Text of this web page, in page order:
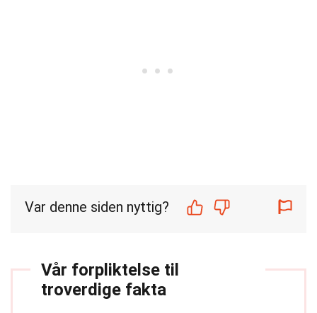
Var denne siden nyttig?
Vår forpliktelse til
troverdige fakta